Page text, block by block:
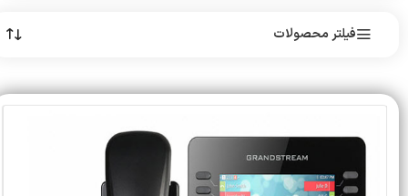
فیلتر محصولات